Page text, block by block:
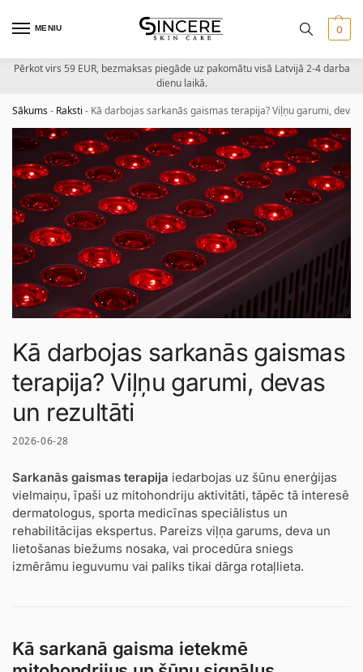
MENIU 0
Pērkot virs 59 EUR, bezmaksas piegāde uz pakomātu visā Latvijā 2-4 darba
dienu laikā.
Sākums- Raksti - Kā darbojas sarkanās gaismas terapija? Viļņu garumi,
Kā darbojas sarkanās gaismas
terapija? Viļņu garumi, devas
un rezultāti
2026-06-28
Sarkanās gaismas terapija iedarbojas uz šūnu enerģijas
vielmaiņu, īpaši uz mitohondriju aktivitāti, tāpēc tā interesē
dermatologus, sporta medicīnas speciālistus un
rehabilitācijas ekspertus. Pareizs viļņa garums, deva un
lietošanas biežums nosaka, vai procedūra sniegs
izmērāmu ieguvumu vai paliks tikai dārga rotaļlieta.
Kā sarkanā gaisma ietekmē